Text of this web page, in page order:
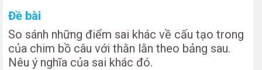
Đề bài
So sánh những điểm sai khác về cấu tạo trong
của chim bồ câu với thằn lằn theo bảng sau.
Nêu ý nghĩa của sai khác đó.